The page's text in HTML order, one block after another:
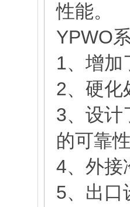
性能。
YPWO
1、增加
2、硬化
3、设计
的可靠
4、外接
5、出口